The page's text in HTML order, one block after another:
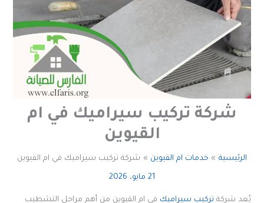
شركة تركيب سيراميك في ام
القيوين
الرئيسية خدمات ام القيوين شركة تركيب سيراميك في ام القيوين
21 مايو، 2026
يُعد شركة تركيب سيراميك في ام القيوين من أهم مراحل التشطيب